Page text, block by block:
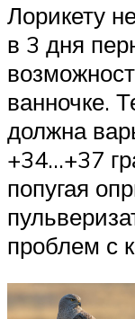
Лорикету
в 3 дня
ванночке.
должна
+34…+37
попугая
проблем с